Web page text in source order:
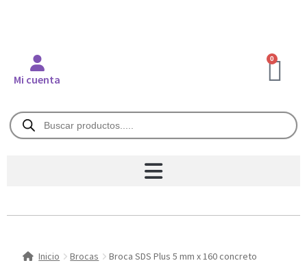
Mi cuenta
0
Inicio Brocas Broca SDS Plus 5 mm x 160 concreto